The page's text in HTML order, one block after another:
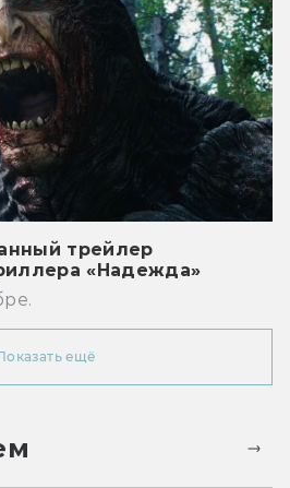
трейлер
«Надежда»
ещё